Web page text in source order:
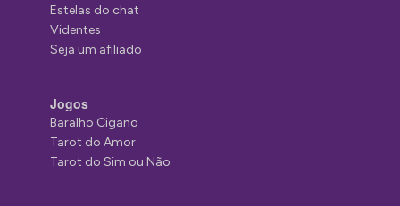
Estelas do chat
Videntes
Seja um afiliado
Jogos
Baralho Cigano
Tarot do Amor
Tarot do Sim ou Não